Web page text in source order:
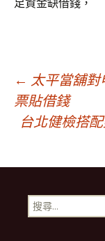
足資金缺借錢，
文
章
導
覽
← 太平當舖
票貼借錢
台北健檢搭
搜
尋